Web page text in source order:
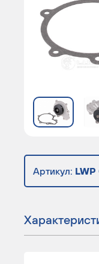
Артикул: